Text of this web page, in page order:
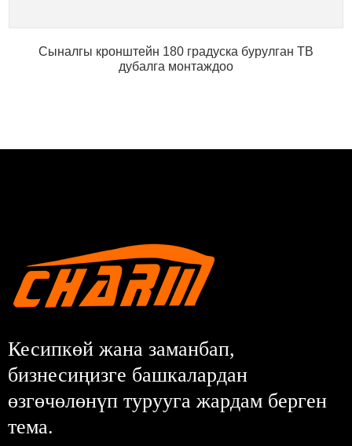
Сыналгы кронштейн 180 градуска бурулган ТВ
дубалга монтаждоо
Кесипкөй жана заманбап,
бизнесиңизге башкалардан
өзгөчөлөнүп турууга жардам берген
тема.